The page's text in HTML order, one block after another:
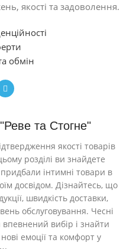
якості та задоволення.
обмін
та Стогне"
якості товарів
розділі ви знайдете
придбали інтимні товари в
досвідом. Дізнайтесь, що
швидкість доставки,
обслуговування. Чесні
вибір і знайти
емоції та комфорт у